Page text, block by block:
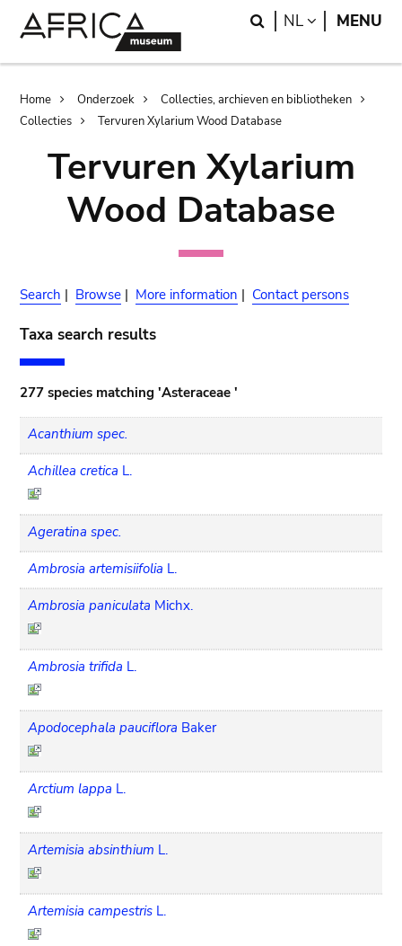
Search
NL LANGUAGE
MENU
Breadcrumb
Home Onderzoek
Collecties, archieven en bibliotheken
Collecties
Tervuren Xylarium Wood Database
Tervuren Xylarium
Wood Database
Search | Browse | More information | Contact persons
Taxa search results
277 species matching 'Asteraceae '
Acanthium spec.
Achillea cretica L.
Ageratina spec.
Ambrosia artemisiifolia L.
Ambrosia paniculata Michx.
Ambrosia trifida L.
Apodocephala pauciflora Baker
Arctium lappa L.
Artemisia absinthium L.
Artemisia campestris L.